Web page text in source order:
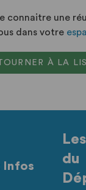
connaitre une
dans votre
À LA
Infos
du